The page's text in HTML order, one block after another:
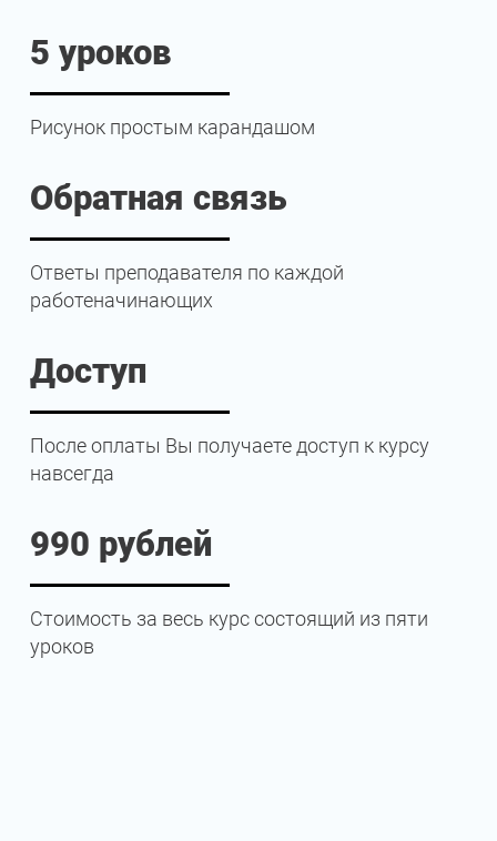
5 уроков
Рисунок простым карандашом
Обратная связь
Ответы преподавателя по каждой
работеначинающих
Доступ
После оплаты Вы получаете доступ к курсу
навсегда
990 рублей
Стоимость за весь курс состоящий из пяти
уроков